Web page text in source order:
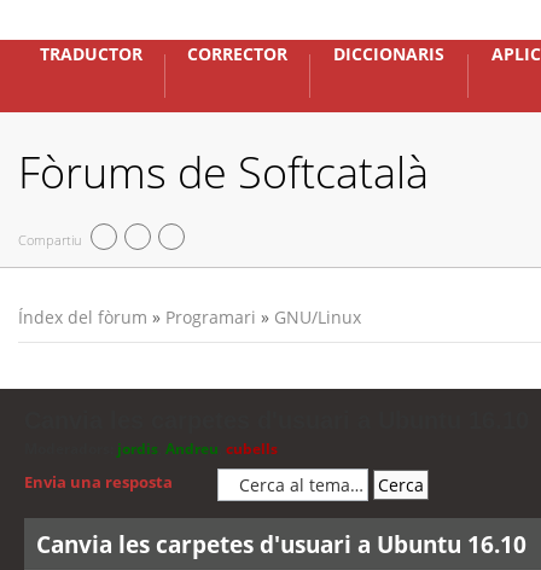
TRADUCTOR CORRECTOR DICCIONARIS
Fòrums de Softcatalà
Compartiu
Índex del fòrum » Programari » GNU/Linux
jordis Andreu cubells
Envia una resposta
Canvia les carpetes d'usuari a Ubuntu 16.10